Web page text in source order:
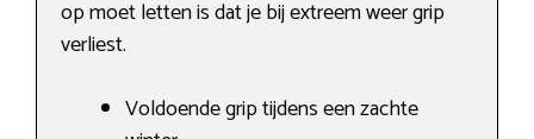
op moet letten is dat je bij extreem weer grip
verliest.
Voldoende grip tijdens een zachte